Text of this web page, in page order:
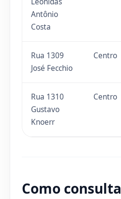
Antônio
Costa
Rua 1309
José Fecchio
Centro
Rua 1310
Gustavo
Knoerr
Centro
Como